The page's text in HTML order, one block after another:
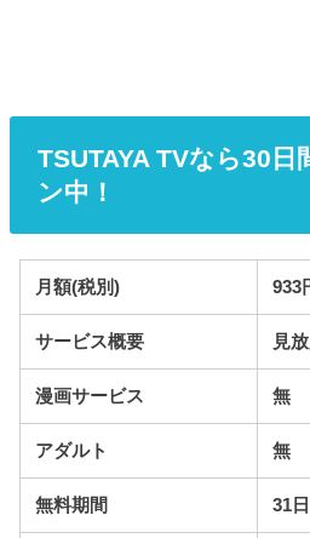
TSUTAYA TVなら30日
ン中！
月額(税別) 933
サービス概要 見
漫画サービス 無
アダルト 無
無料期間 31